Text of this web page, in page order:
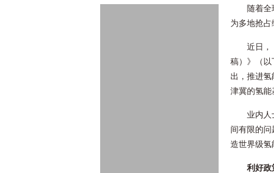
随着
为多地抢占
近日，
稿）》（以
出，推进
津冀的氢能
业内
间有限的
造世界级氢
利好政